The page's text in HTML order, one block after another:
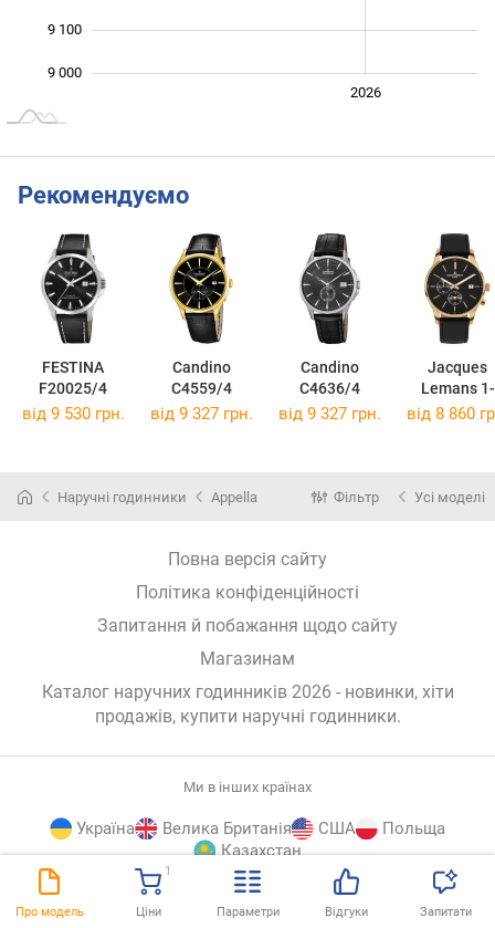
Про модель Ціни
1
Параметри Відгуки Запитати
9 000
9 100
2026
Рекомендуємо
FESTINA
F20025/4
Candino
C4559/4
Candino
C4636/4
Jacques
Lemans 1-
2125C
від 9 530 грн. від 9 327 грн. від 9 327 грн. від 8 860
Наручні годинники Appella Фільтр Усі моделі
Повна версія сайту
Політика конфіденційності
Запитання й побажання щодо сайту
Магазинам
Каталог наручних годинників 2026 - новинки, хіти
продажів, купити наручні годинники.
Ми в інших країнах
Україна Велика Британія США
Польща
Казахстан
Katalog
© E-Katalog, 2026 ВГОРУ